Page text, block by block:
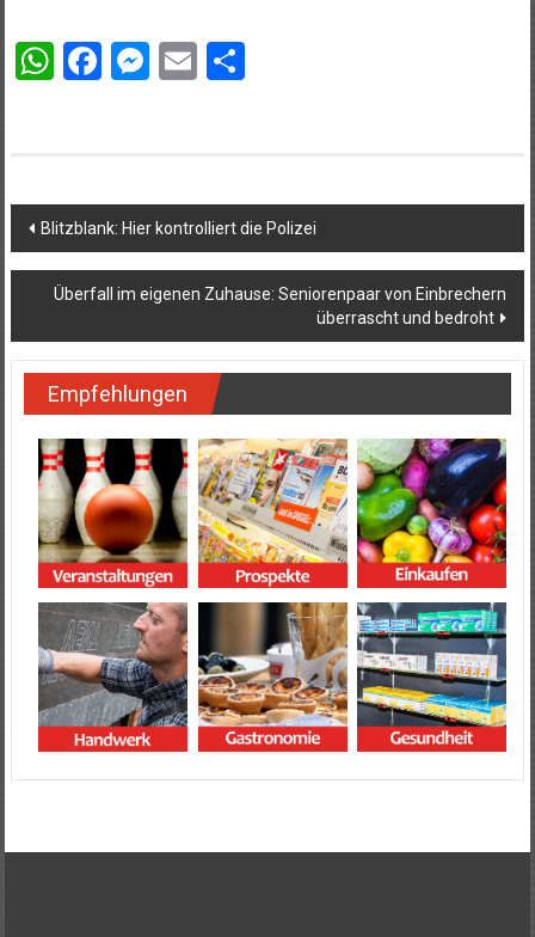
WhatsApp
Facebook
Messenger
EmailTeilen
Beitragsnavigation
Blitzblank: Hier kontrolliert die Polizei
Überfall im eigenen Zuhause: Seniorenpaar von Einbrechern
überrascht und bedroht
Empfehlungen